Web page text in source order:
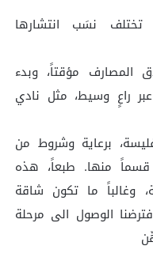
تختلف نسَب انتشارها
المصارف مؤقتاً، وبدء
راعٍ وسيط، مثل نادي
برعاية وشروط من
منها. طبعاً، هذه
وغالباً ما تكون شاقة
الوصول الى مرحلة